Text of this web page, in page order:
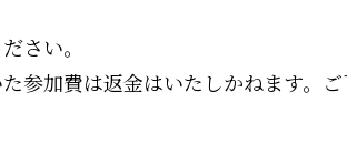
さい。
参加費は返金はいたしかねます。ご